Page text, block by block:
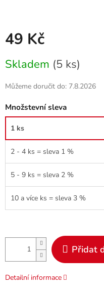
49 Kč
cena:
Skladem (5 ks)
Můžeme doručit do: 7.8.2026
Množstevní sleva
1 ks
2 - 4 ks = sleva 1 %
5 - 9 ks = sleva 2 %
10 a více ks = sleva 3 %
Přidat
Detailní informace